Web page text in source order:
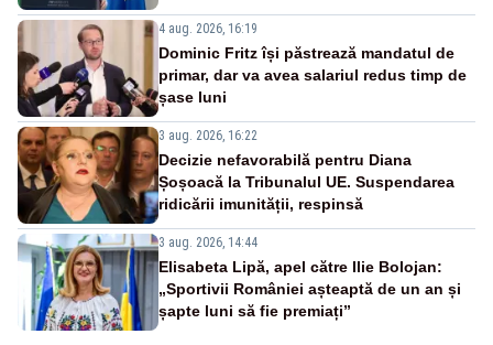
4 aug. 2026, 16:19
Dominic Fritz își păstrează mandatul de
primar, dar va avea salariul redus timp de
șase luni
3 aug. 2026, 16:22
Decizie nefavorabilă pentru Diana
Șoșoacă la Tribunalul UE. Suspendarea
ridicării imunității, respinsă
3 aug. 2026, 14:44
Elisabeta Lipă, apel către Ilie Bolojan:
„Sportivii României așteaptă de un an și
șapte luni să fie premiați”